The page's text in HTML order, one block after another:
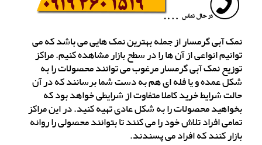
نمک آبی گرمسار از جمله بهترین نمک هایی می باشد که می
توانیم انواعی از آن ها را در سطح بازار مشاهده کنیم. مراکز
توزیع نمک آبی گرمسار مرغوب می توانند محصولات را به
شکل عمده و یا فله ای هم به دست شما برسانند که در آن
حالت شرایط خرید کاملا متفاوت از شرایطی خواهد بود که
بخواهید محصولات را به شکل عادی تهیه کنید. در این مراکز
تمامی افراد تلاش خود را می کنند تا بتوانند محصولی را روانه
بازار کنند که افراد می پسندند.